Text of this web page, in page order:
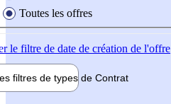
Toutes les offres
le filtre de date de création de l'offre
filtres de types de Contrat